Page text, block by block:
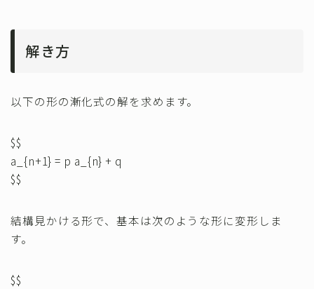
解き方
以下の形の漸化式の解を求めます。
$$
a_{n+1} = p a_{n} + q
$$
結構見かける形で、基本は次のような形に変形しま
す。
$$